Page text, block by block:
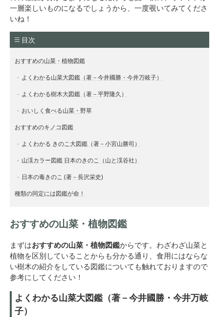
一層楽しいものになるでしょうから、一度覗いてみてくださ
いね！
目次
おすすめの山菜・植物図鑑
よくわかる山菜大図鑑（著－今井國勝・今井万岐子）
よくわかる樹木大図鑑（著－平野隆久）
おいしく食べる山菜・野草
おすすめのキノコ図鑑
よくわかる きのこ大図鑑（著－小宮山勝司）
山渓カラー図鑑 日本のきのこ（山と渓谷社）
日本の毒きのこ (著－長沢栄史)
種類の同定には図鑑が命！
おすすめの山菜・植物図鑑
まずはおすすめの山菜・植物図鑑からです。わざわざ山菜と
植物を区別していることからも分かる通り、食用にはならな
い樹木の紹介をしている図鑑についても触れておりますので
参考にしてください！
よくわかる山菜大図鑑（著－今井國勝・今井万岐
子）